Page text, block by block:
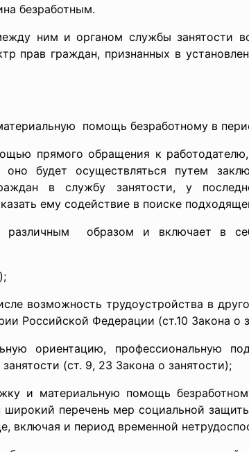
безработным.
ним и органом службы занятости
прав граждан, признанных в
помощь безработному в
прямого обращения к
будет осуществляться путем
в службу занятости, у
ему содействие в поиске
образом и включает в
возможность трудоустройства в
Российской Федерации (ст.10 Закона о
ориентацию, профессиональную
(ст. 9, 23 Закона о занятости);
и материальную помощь
перечень мер социальной
включая и период временной